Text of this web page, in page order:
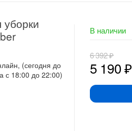
(сегодня до
с 18:00 до 22:00)
В наличии
5 190₽
6 392₽